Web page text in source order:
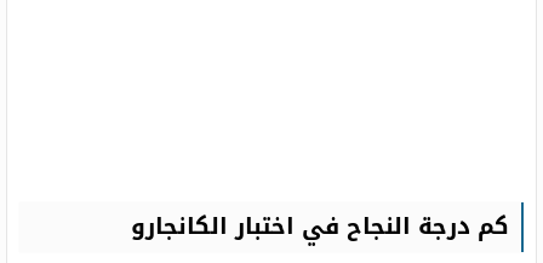
كم درجة النجاح في اختبار الكانجارو